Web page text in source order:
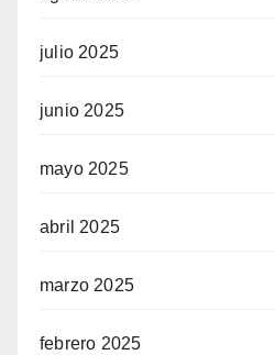
julio 2025
junio 2025
mayo 2025
abril 2025
marzo 2025
febrero 2025